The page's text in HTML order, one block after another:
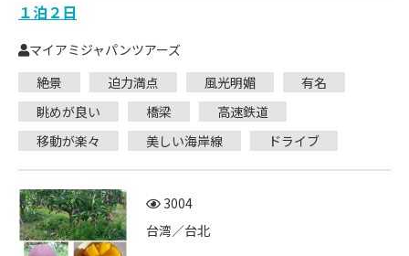
１泊２日
マイアミジャパンツアーズ
絶景
迫力満点 風光明媚
有名
眺めが良い
橋梁
高速鉄道
移動が楽々
美しい海岸線 ドライブ
3004
台湾／台北